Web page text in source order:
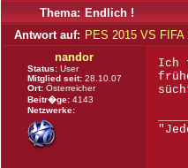
Thema: Endlich !
Antwort auf: PES 2015 VS FIFA
nandor
Status: User
Mitglied seit: 28.10.07
Ort: Österreicher
Beitr�ge: 4143
Netzwerke:
Ich